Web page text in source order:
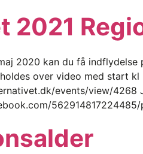
2021
2020 kan du få
over video med start
events/view/
562914817224485/